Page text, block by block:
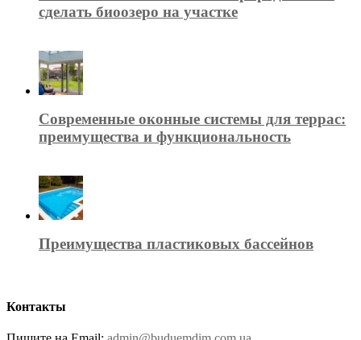
сделать биоозеро на участке
Современные оконные системы для террас:
преимущества и функциональность
Преимущества пластиковых бассейнов
Контакты